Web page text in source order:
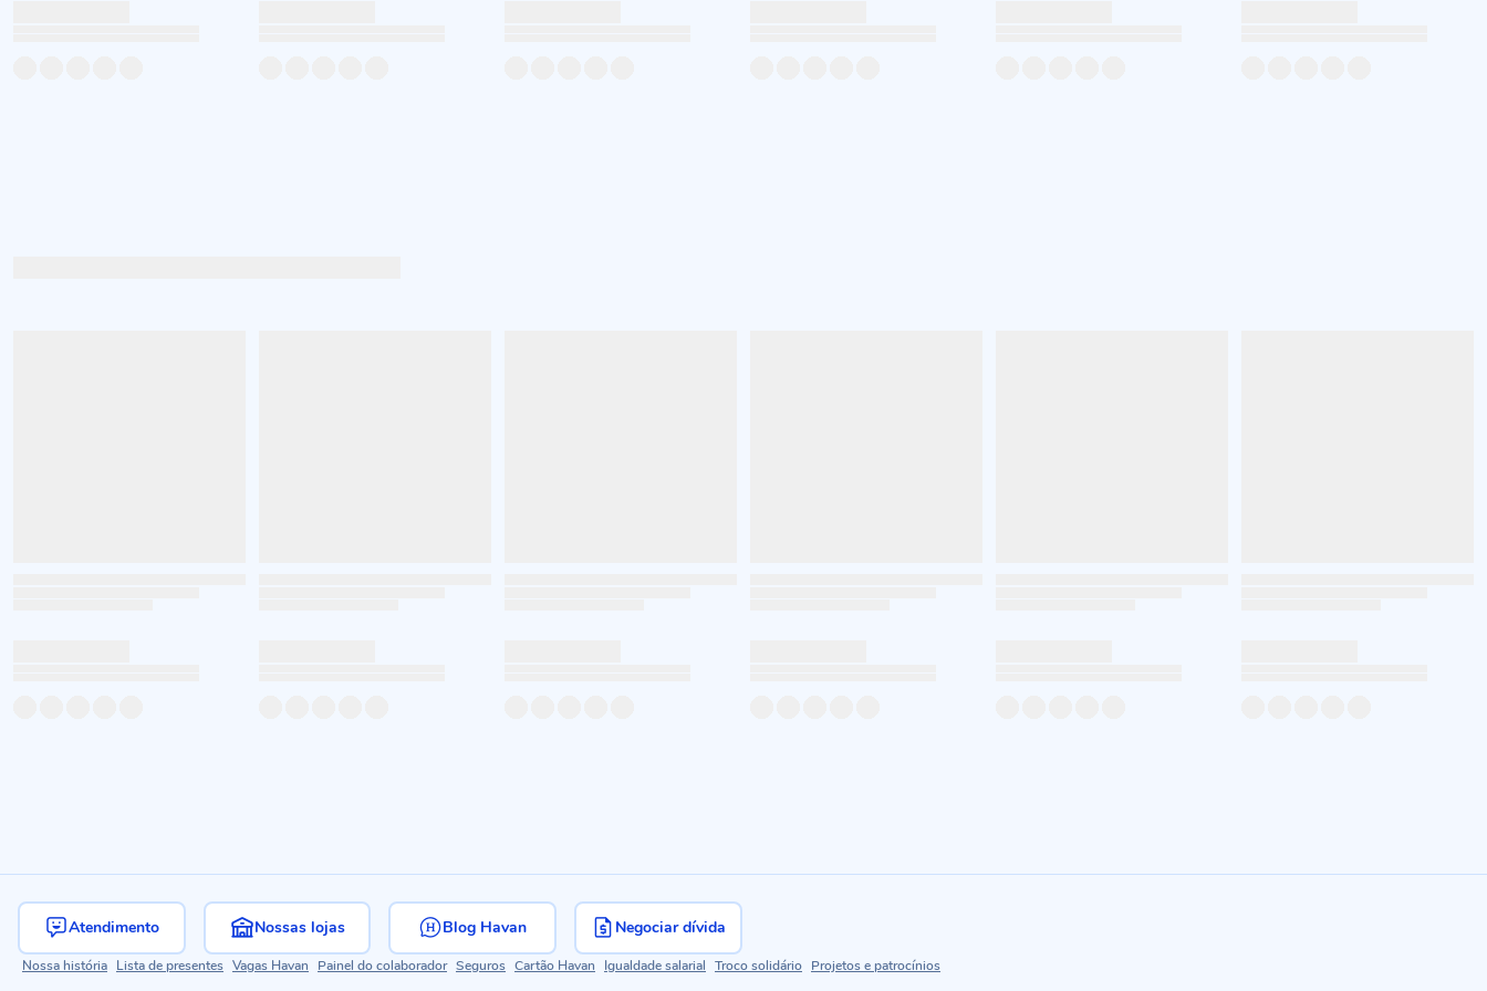
Atendimento Nossas lojas Blog Havan Negociar dívida
Nossa história Lista de presentes Vagas Havan Painel do colaborador Seguros Cartão Havan Igualdade salarial Troco solidário Projetos e patrocínios